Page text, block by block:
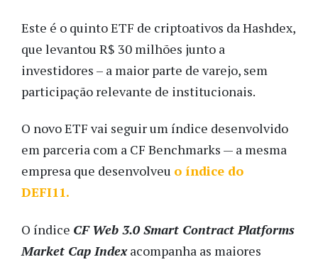
Este é o quinto ETF de criptoativos da Hashdex,
que levantou R$ 30 milhões junto a
investidores – a maior parte de varejo, sem
participação relevante de institucionais.
O novo ETF vai seguir um índice desenvolvido
em parceria com a CF Benchmarks — a mesma
empresa que desenvolveu o índice do
DEFI11.
O índice CF Web 3.0 Smart Contract Platforms
Market Cap Indexacompanha as maiores